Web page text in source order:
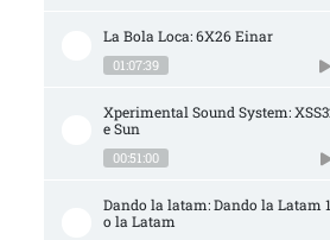
La Bola Loca: 6X26 Einar
01:07:39
Xperimental Sound System:
e Sun
00:51:00
Dando la latam: Dando la Latam
o la Latam